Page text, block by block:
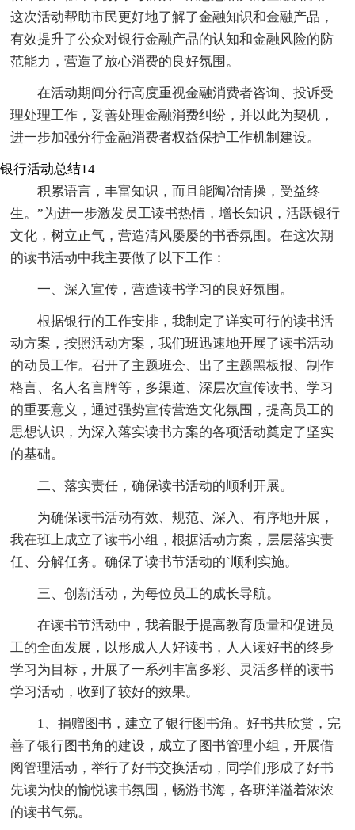
这次活动帮助市民更好地了解了金融知识和金融产品，
有效提升了公众对银行金融产品的认知和金融风险的防
范能力，营造了放心消费的良好氛围。
在活动期间分行高度重视金融消费者咨询、投诉受
理处理工作，妥善处理金融消费纠纷，并以此为契机，
进一步加强分行金融消费者权益保护工作机制建设。
银行活动总结14
积累语言，丰富知识，而且能陶冶情操，受益终
生。”为进一步激发员工读书热情，增长知识，活跃银行
文化，树立正气，营造清风屡屡的书香氛围。在这次期
的读书活动中我主要做了以下工作：
一、深入宣传，营造读书学习的良好氛围。
根据银行的工作安排，我制定了详实可行的读书活
动方案，按照活动方案，我们班迅速地开展了读书活动
的动员工作。召开了主题班会、出了主题黑板报、制作
格言、名人名言牌等，多渠道、深层次宣传读书、学习
的重要意义，通过强势宣传营造文化氛围，提高员工的
思想认识，为深入落实读书方案的各项活动奠定了坚实
的基础。
二、落实责任，确保读书活动的顺利开展。
为确保读书活动有效、规范、深入、有序地开展，
我在班上成立了读书小组，根据活动方案，层层落实责
任、分解任务。确保了读书节活动的`顺利实施。
三、创新活动，为每位员工的成长导航。
在读书节活动中，我着眼于提高教育质量和促进员
工的全面发展，以形成人人好读书，人人读好书的终身
学习为目标，开展了一系列丰富多彩、灵活多样的读书
学习活动，收到了较好的效果。
1、捐赠图书，建立了银行图书角。好书共欣赏，完
善了银行图书角的建设，成立了图书管理小组，开展借
阅管理活动，举行了好书交换活动，同学们形成了好书
先读为快的愉悦读书氛围，畅游书海，各班洋溢着浓浓
的读书气氛。